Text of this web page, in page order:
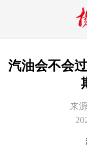
汽油会不会
来